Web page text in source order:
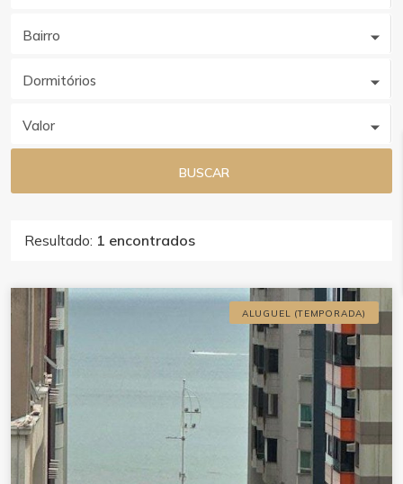
Bairro
Dormitórios
Valor
BUSCAR
Resultado: 1 encontrados
ALUGUEL (TEMPORADA)